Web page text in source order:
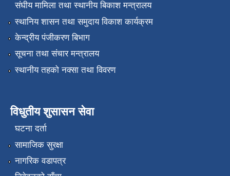
संघीय मामिला तथा स्थानीय बिकाश मन्त्रालय
स्थानिय शासन तथा समुदाय विकाश कार्यक्रम
केन्द्रीय पंजीकरण बिभाग
सूचना तथा संचार मन्त्रालय
स्थानीय तहको नक्सा तथा विवरण
विधुतीय शुसासन सेवा
घटना दर्ता
सामाजिक सुरक्षा
नागरिक वडापत्र